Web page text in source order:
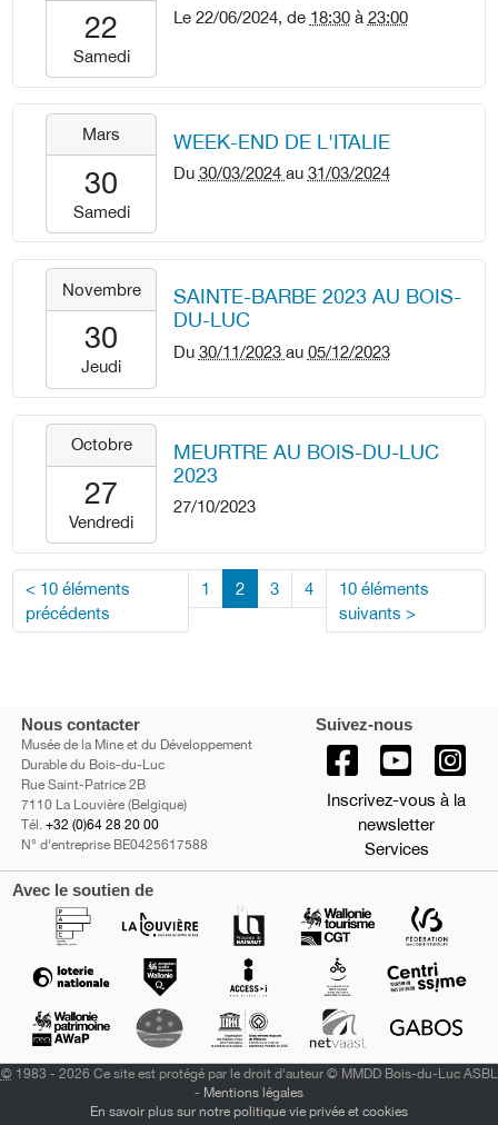
22T18:30:00+02:00
2024-
22T23:00:00+02:00
22
Samedi
Le 22/06/2024, de 18:30à 23:00
2024-
30T00:00:00+01:00
2024-
31T23:59:59+01:00
Mars
30
Samedi
WEEK-END DE L'ITALIE
Du 30/03/2024 au 31/03/2024
30T00:00:00+01:00
2023-
05T23:59:59+01:00
Novembre
30
Jeudi
SAINTE-BARBE 2023 AU BOIS-
DU-LUC
Du 30/11/2023 au 05/12/2023
2023-
27T00:00:00+02:00
2023-
27T23:59:59+02:00
Octobre
27
Vendredi
MEURTRE AU BOIS-DU-LUC
2023
27/10/2023
< 10 éléments
précédents
1 2 3 4
10 éléments
suivants >
Nous contacter
Musée de la Mine et du Développement
Durable du Bois-du-Luc
Rue Saint-Patrice 2B
7110 La Louvière (Belgique)
Tél. +32 (0)64 28 20 00
N° d'entreprise BE0425617588
Suivez-nous
Inscrivez-vous à la
newsletter
Services
Avec le soutien de
©1983 - 2026 Ce site est protégé par le droit d'auteur © MMDD Bois-du-Luc ASBL
- Mentions légales
En savoir plus sur notre politique vie privée et cookies